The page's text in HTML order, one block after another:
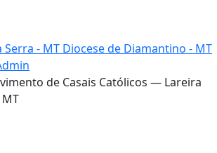
Serra - MT Diocese de Diamantino - MT